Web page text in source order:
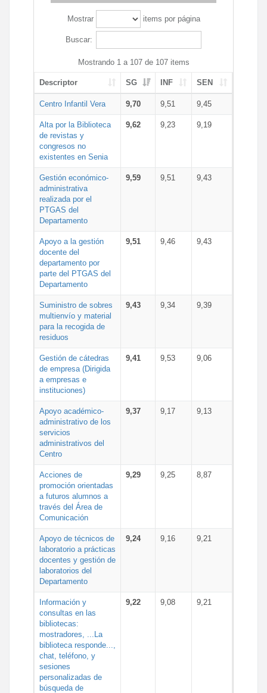
Mostrar items por página
Buscar:
Mostrando 1 a 107 de 107 items
Descriptor SG INF SEN
Centro Infantil Vera 9,70 9,51 9,45
Alta por la Biblioteca
de revistas y
congresos no
existentes en Senia
9,62 9,23 9,19
Gestión económico-
administrativa
realizada por el
PTGAS del
Departamento
9,59 9,51 9,43
Apoyo a la gestión
docente del
departamento por
parte del PTGAS del
Departamento
9,51 9,46 9,43
Suministro de sobres
multienvío y material
para la recogida de
residuos
9,43 9,34 9,39
Gestión de cátedras
de empresa (Dirigida
a empresas e
instituciones)
9,41 9,53 9,06
Apoyo académico-
administrativo de los
servicios
administrativos del
Centro
9,37 9,17 9,13
Acciones de
promoción orientadas
a futuros alumnos a
través del Área de
Comunicación
9,29 9,25 8,87
Apoyo de técnicos de
laboratorio a prácticas
docentes y gestión de
laboratorios del
Departamento
9,24 9,16 9,21
Información y
consultas en las
bibliotecas:
mostradores, ...La
biblioteca responde...,
chat, teléfono, y
sesiones
personalizadas de
búsqueda de
9,22 9,08 9,21